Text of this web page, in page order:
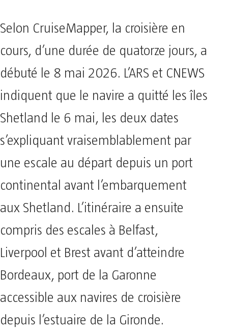
Selon CruiseMapper, la croisière en
cours, d’une durée de quatorze jours, a
débuté le 8 mai 2026. L’ARS et CNEWS
indiquent que le navire a quitté les îles
Shetland le 6 mai, les deux dates
s’expliquant vraisemblablement par
une escale au départ depuis un port
continental avant l’embarquement
aux Shetland. L’itinéraire a ensuite
compris des escales à Belfast,
Liverpool et Brest avant d’atteindre
Bordeaux, port de la Garonne
accessible aux navires de croisière
depuis l’estuaire de la Gironde.